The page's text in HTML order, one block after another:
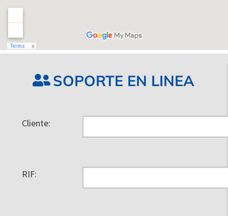
SOPORTE EN LINEA
Cliente:
RIF: